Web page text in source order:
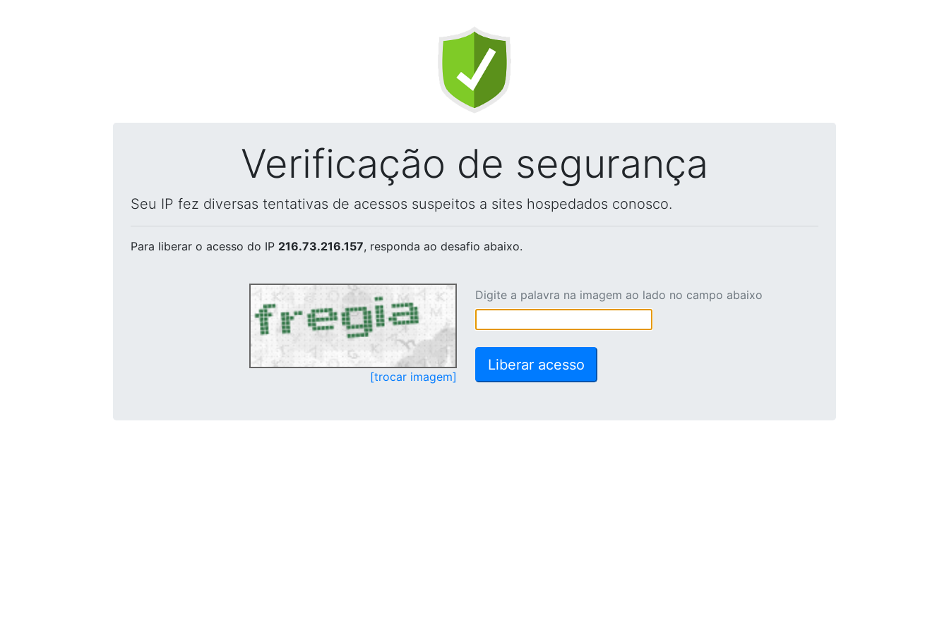
Verificação de segurança
Seu IP fez diversas tentativas de acessos suspeitos a sites hospedados conosco.
Para liberar o acesso do IP 216.73.216.157, responda ao desafio abaixo.
[trocar imagem]
Digite a palavra na imagem ao lado no campo abaixo